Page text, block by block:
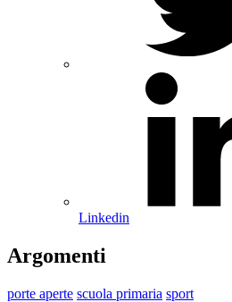
Linkedin
Argomenti
porte aperte scuola primaria sport